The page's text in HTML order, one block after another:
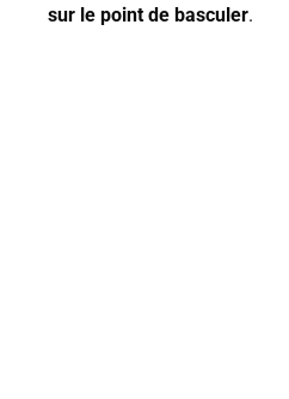
sur le point de basculer.